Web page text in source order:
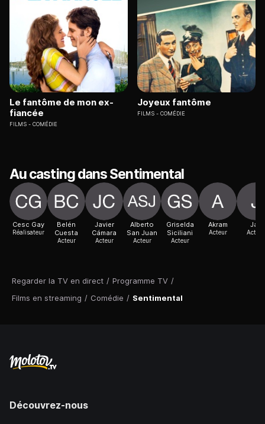
Regarder la TV en direct / Programme TV /
Films en streaming / Comédie / Sentimental
Le fantôme de mon ex-
fiancée
FILMS COMÉDIE
Joyeux fantôme
FILMS COMÉDIE
Au casting dans Sentimental
Cesc Gay
Réalisateur
Belén
Cuesta
Acteur
Javier
Cámara
Acteur
Alberto
San Juan
Acteur
Griselda
Siciliani
Acteur
Akram
Acteur
Jali
Acteur
Découvrez-nous